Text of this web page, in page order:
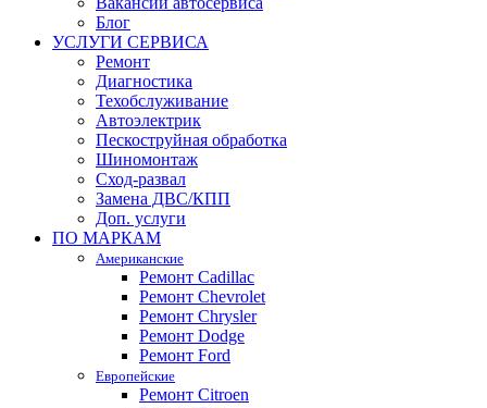
Блог
УСЛУГИ СЕРВИСА
Ремонт
Диагностика
Техобслуживание
Автоэлектрик
Пескоструйная обработка
Шиномонтаж
Сход-развал
Замена ДВС/КПП
Доп. услуги
ПО МАРКАМ
Американские
Ремонт Cadillac
Ремонт Chevrolet
Ремонт Chrysler
Ремонт Dodge
Ремонт Ford
Европейские
Ремонт Citroen